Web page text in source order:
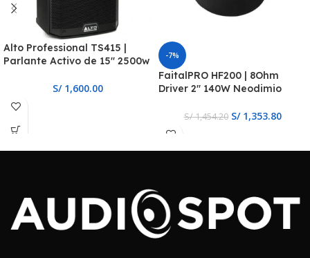
Alto Professional TS415 |
Parlante Activo de 15″ 2500w
S/1,600.00
-7%
FaitalPRO HF200 | 8Ohm
Driver 2″ 140W Neodimio
S/1,454.20 S/1,353.80